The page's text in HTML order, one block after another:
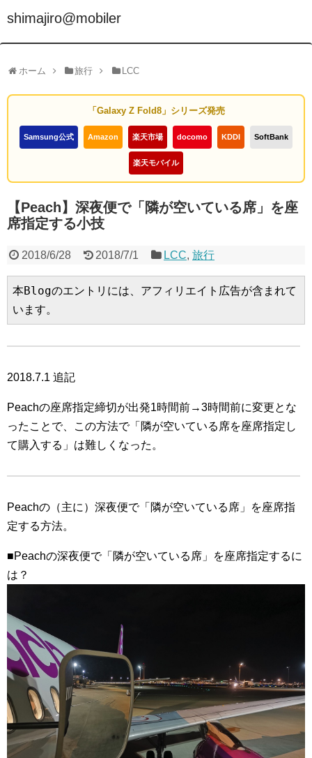
shimajiro@mobiler
ホーム 旅行 LCC
「Galaxy Z Fold8」シリーズ発売
Samsung公式 Amazon 楽天市場 docomo KDDI SoftBank
楽天モバイル
【Peach】深夜便で「隣が空いている席」を座
席指定する小技
2018/6/28 2018/7/1 LCC,旅行
本Blogのエントリには、アフィリエイト広告が含まれて
います。
2018.7.1 追記
Peachの座席指定締切が出発1時間前→3時間前に変更とな
ったことで、この方法で「隣が空いている席を座席指定し
て購入する」は難しくなった。
Peachの（主に）深夜便で「隣が空いている席」を座席指
定する方法。
■Peachの深夜便で「隣が空いている席」を座席指定するに
は？